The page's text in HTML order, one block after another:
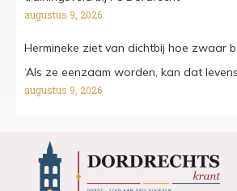
augustus 9, 2026
Hermineke ziet van dichtbij hoe zwaar
‘Als ze eenzaam worden, kan dat
augustus 9, 2026